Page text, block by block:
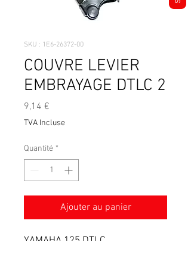
SKU : 1E6-26372-00
COUVRE LEVIER
EMBRAYAGE DTLC 2
9,14 €
TVA Incluse
Quantité *
Ajouter au panier
YAMAHA 125 DTLC